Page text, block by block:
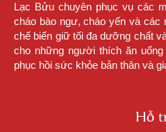
Lạc Bửu chuyên phục vụ các
cháo bào ngư, cháo yến và các
chế biến giữ tối đa dưỡng chất
cho những người thích ăn
phục hồi sức khỏe bản thân và
Hỗ